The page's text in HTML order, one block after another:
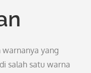
warnanya yang
salah satu warna